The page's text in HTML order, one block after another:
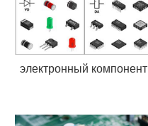
электронный компонент